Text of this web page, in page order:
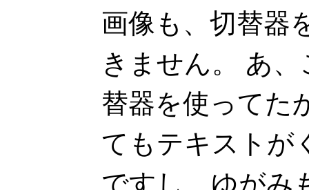
画像も、切替器
きません。 あ
替器を使ってた
てもテキストが
ですし、ゆがみ